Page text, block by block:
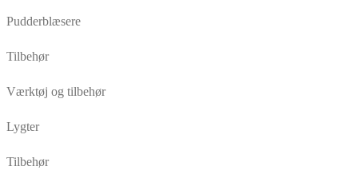
Pudderblæsere
Tilbehør
Værktøj og tilbehør
Lygter
Tilbehør